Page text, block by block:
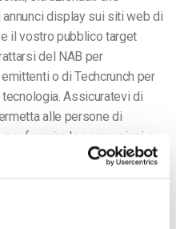
display sui siti web di
il vostro pubblico target
del NAB per
o di Techcrunch per
Assicuratevi di
alle persone di
favorire le conversioni e
del pubblico di riferimento al
numero di canali